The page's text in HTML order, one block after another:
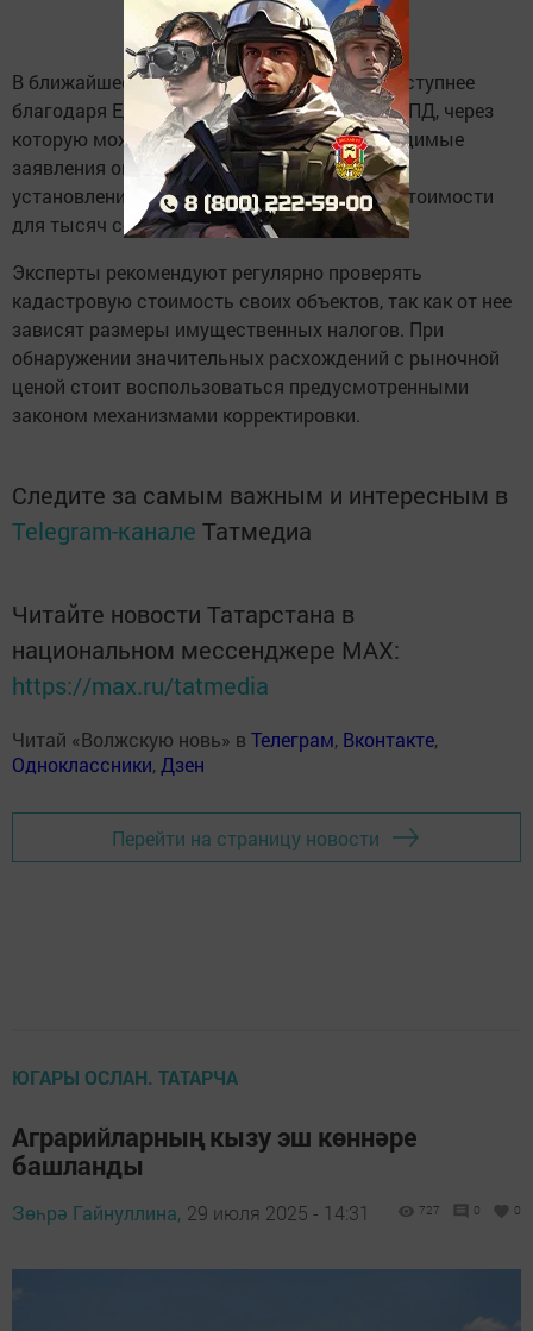
В ближайшее время процесс станет еще доступнее
благодаря Единой цифровой платформе НСПД, через
которую можно будет подавать все необходимые
заявления онлайн. Это упростит процедуру
установления справедливой кадастровой стоимости
для тысяч собственников.
Эксперты рекомендуют регулярно проверять
кадастровую стоимость своих объектов, так как от нее
зависят размеры имущественных налогов. При
обнаружении значительных расхождений с рыночной
ценой стоит воспользоваться предусмотренными
законом механизмами корректировки.
Следите за самым важным и интересным в
Telegram-канале Татмедиа
Читайте новости Татарстана в
национальном мессенджере MАХ:
https://max.ru/tatmedia
Читай «Волжскую новь» в Телеграм, Вконтакте,
Одноклассники, Дзен
Перейти на страницу новости
ЮГАРЫ ОСЛАН. ТАТАРЧА
Аграрийларның кызу эш көннәре
башланды
Зөһрә Гайнуллина, 29 июля 2025 - 14:31 727 0 0